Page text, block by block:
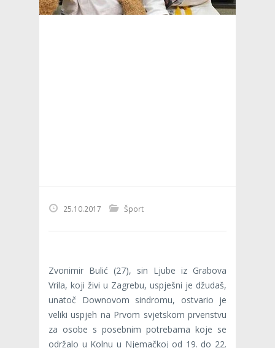
25.10.2017 Šport
Zvonimir Bulić (27), sin Ljube iz Grabova
Vrila, koji živi u Zagrebu, uspješni je džudaš,
unatoč Downovom sindromu, ostvario je
veliki uspjeh na Prvom svjetskom prvenstvu
za osobe s posebnim potrebama koje se
održalo u Kolnu u Njemačkoj od 19. do 22.